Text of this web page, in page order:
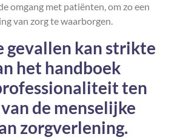
omgang met patiënten, om zo een
van zorg te waarborgen.
gevallen kan strikte
het handboek
ten
de menselijke
zorgverlening.